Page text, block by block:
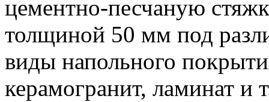
цементно-песчаную
толщиной 50 мм под
виды напольного
керамогранит, ламинат и